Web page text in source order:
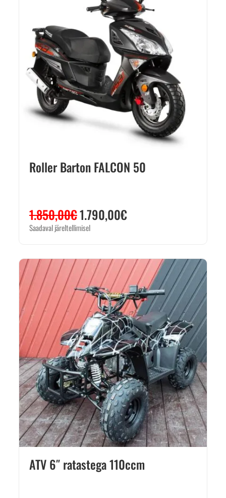
Roller Barton FALCON 50
1.850,00€1.790,00€
Saadaval järeltellimisel
ATV 6″ ratastega 110ccm